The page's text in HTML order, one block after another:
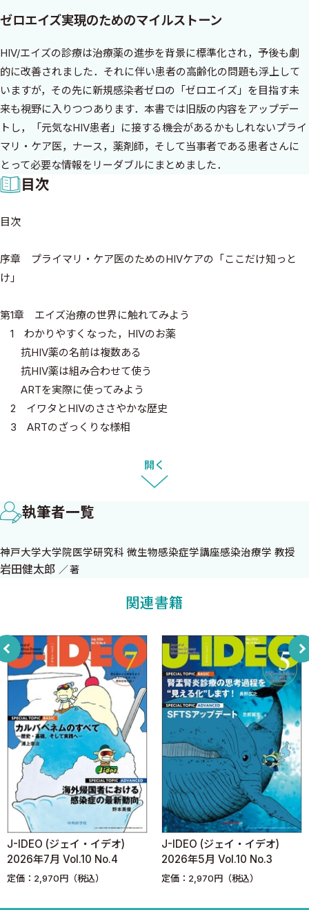
ゼロエイズ実現のためのマイルストーン
HIV/エイズの診療は治療薬の進歩を背景に標準化され，予後も劇
的に改善されました．それに伴い患者の高齢化の問題も浮上して
いますが，その先に新規感染者ゼロの「ゼロエイズ」を目指す未
来も視野に入りつつあります．本書では旧版の内容をアップデー
トし，「元気なHIV患者」に接する機会があるかもしれないプライ
マリ・ケア医，ナース，薬剤師，そして当事者である患者さんに
とって必要な情報をリーダブルにまとめました．
目次
目次
序章 プライマリ・ケア医のためのHIVケアの「ここだけ知っと
け」
第1章 エイズ治療の世界に触れてみよう
1 わかりやすくなった，HIVのお薬
抗HIV薬の名前は複数ある
抗HIV薬は組み合わせて使う
ARTを実際に使ってみよう
2 イワタとHIVのささやかな歴史
3 ARTのざっくりな様相
4 HIVのしくみ，ARTのしくみ
HIVとは何か
エイズとは？
HIV感染・エイズの自然歴
エイズの診断
いつからARTを始めるか？
アイリス（IRIS）とは何か？
ARTとお金の話
Dual therapyの可能性
ジェネリックという選択肢
実際のARTの始め方
何を目標にするか？
副作用の問題
耐性の問題
ARTはいつまで飲むのか？ いつになったら止めてもよい
か？
ART治療がうまくいかないときは？
5 耐性検査とは？
薬剤耐性検査の読み方
6 ARTの基本骨格
開く
執筆者一覧
神戸大学大学院医学研究科 微生物感染症学講座感染治療学 教授
岩田健太郎 著
関連書籍
J-IDEO (ジェイ・イデオ)
2026年7月 Vol.10 No.4
定価：2,970円（税込）
J-IDEO (ジェイ・イデオ)
2026年5月 Vol.10 No.3
定価：2,970円（税込）